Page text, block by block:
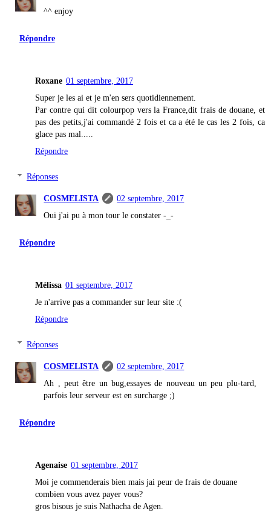
^^ enjoy
Répondre
Roxane 01 septembre, 2017
Super je les ai et je m'en sers quotidiennement.
Par contre qui dit colourpop vers la France,dit frais de douane, et
pas des petits,j'ai commandé 2 fois et ca a été le cas les 2 fois, ca
glace pas mal.....
Répondre
Réponses
COSMELISTA
02 septembre, 2017
Oui j'ai pu à mon tour le constater -_-
Répondre
Mélissa 01 septembre, 2017
Je n'arrive pas a commander sur leur site :(
Répondre
Réponses
COSMELISTA
02 septembre, 2017
Ah , peut être un bug,essayes de nouveau un peu plu-tard,
parfois leur serveur est en surcharge ;)
Répondre
Agenaise 01 septembre, 2017
Moi je commenderais bien mais jai peur de frais de douane
combien vous avez payer vous?
gros bisous je suis Nathacha de Agen.